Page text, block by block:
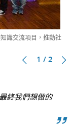
識交流項目，推動社
1 / 2
終我們想做的